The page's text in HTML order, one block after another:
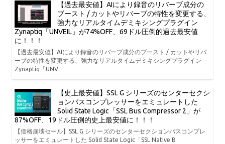
【過去最安値】AIにより録音のリバーブ成分の
ブースト / カットやリバーブの特性を変更する、
強力なリアルタイムデミキシングプラグイン
Zynaptiq「UNVEIL」が74%OFF、69ドル圧倒的過去最安値
に！！！
【過去最安値】AIにより録音のリバーブ成分のブースト / カットやリバ
ーブの特性を変更する、強力なリアルタイムデミキシングプラグイン
Zynaptiq「UNV
【史上最安値】SSL G シリーズのセンターセクシ
ョンバスコンプレッサーをエミュレートした
Solid State Logic「SSL Bus Compressor 2」が
87%OFF、19ドル圧倒的史上最安値に！！！
【価格崩壊セール】SSL G シリーズのセンターセクションバスコンプレ
ッサーをエミュレートした Solid State Logic「SSL Native B